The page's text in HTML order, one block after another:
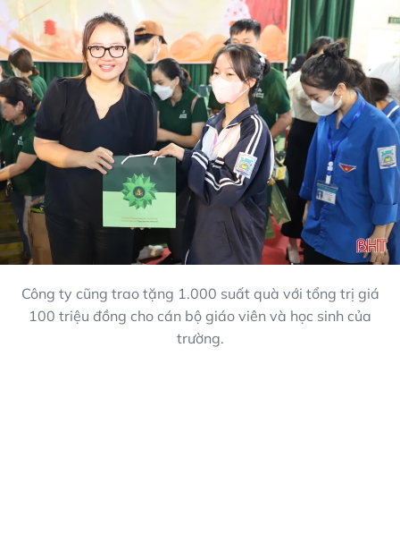
Công ty cũng trao tặng 1.000 suất quà với tổng trị giá
100 triệu đồng cho cán bộ giáo viên và học sinh của
trường.